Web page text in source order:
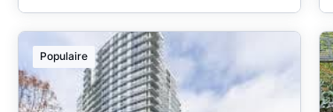
Populaire